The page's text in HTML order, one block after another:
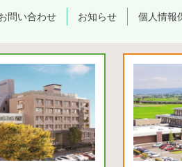
問い合わせ お知らせ 個人情報